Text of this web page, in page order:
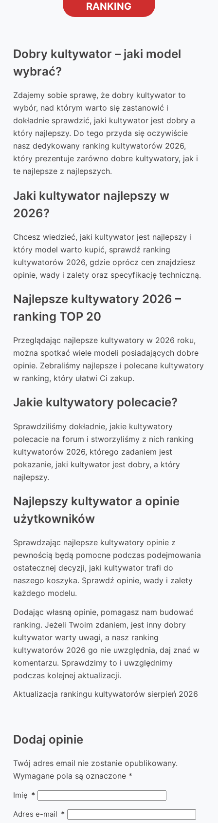
RANKING
Dobry kultywator – jaki model
wybrać?
Zdajemy sobie sprawę, że dobry kultywator to
wybór, nad którym warto się zastanowić i
dokładnie sprawdzić, jaki kultywator jest dobry a
który najlepszy. Do tego przyda się oczywiście
nasz dedykowany ranking kultywatorów 2026,
który prezentuje zarówno dobre kultywatory, jak i
te najlepsze z najlepszych.
Jaki kultywator najlepszy w
2026?
Chcesz wiedzieć, jaki kultywator jest najlepszy i
który model warto kupić, sprawdź ranking
kultywatorów 2026, gdzie oprócz cen znajdziesz
opinie, wady i zalety oraz specyfikację techniczną.
Najlepsze kultywatory 2026 –
ranking TOP 20
Przeglądając najlepsze kultywatory w 2026 roku,
można spotkać wiele modeli posiadających dobre
opinie. Zebraliśmy najlepsze i polecane kultywatory
w ranking, który ułatwi Ci zakup.
Jakie kultywatory polecacie?
Sprawdziliśmy dokładnie, jakie kultywatory
polecacie na forum i stworzyliśmy z nich ranking
kultywatorów 2026, którego zadaniem jest
pokazanie, jaki kultywator jest dobry, a który
najlepszy.
Najlepszy kultywator a opinie
użytkowników
Sprawdzając najlepsze kultywatory opinie z
pewnością będą pomocne podczas podejmowania
ostatecznej decyzji, jaki kultywator trafi do
naszego koszyka. Sprawdź opinie, wady i zalety
każdego modelu.
Dodając własną opinie, pomagasz nam budować
ranking. Jeżeli Twoim zdaniem, jest inny dobry
kultywator warty uwagi, a nasz ranking
kultywatorów 2026 go nie uwzględnia, daj znać w
komentarzu. Sprawdzimy to i uwzględnimy
podczas kolejnej aktualizacji.
Aktualizacja rankingu kultywatorów sierpień 2026
Dodaj opinie
Twój adres email nie zostanie opublikowany.
Wymagane pola są oznaczone *
Imię *
Adres e-mail *